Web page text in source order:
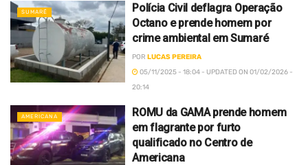
SUMARÉ
Polícia Civil deflagra Operação
Octano e prende homem por
crime ambiental em Sumaré
POR LUCAS PEREIRA
05/11/2025 - 18:04 - UPDATED ON 01/02/2026 -
20:14
AMERICANA
ROMU da GAMA prende homem
em flagrante por furto
qualificado no Centro de
Americana